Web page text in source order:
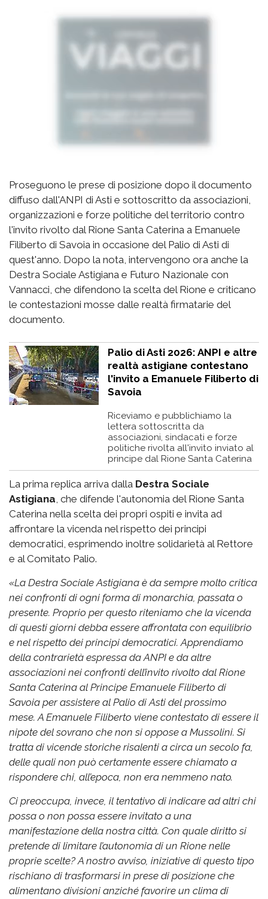
Proseguono le prese di posizione dopo il documento
diffuso dall'ANPI di Asti e sottoscritto da associazioni,
organizzazioni e forze politiche del territorio contro
l'invito rivolto dal Rione Santa Caterina a Emanuele
Filiberto di Savoia in occasione del Palio di Asti di
quest'anno. Dopo la nota, intervengono ora anche la
Destra Sociale Astigiana e Futuro Nazionale con
Vannacci, che difendono la scelta del Rione e criticano
le contestazioni mosse dalle realtà firmatarie del
documento.
Palio di Asti 2026: ANPI e altre
realtà astigiane contestano
l'invito a Emanuele Filiberto di
Savoia
Riceviamo e pubblichiamo la
lettera sottoscritta da
associazioni, sindacati e forze
politiche rivolta all'invito inviato al
principe dal Rione Santa Caterina
La prima replica arriva dalla Destra Sociale
Astigiana , che difende l'autonomia del Rione Santa
Caterina nella scelta dei propri ospiti e invita ad
affrontare la vicenda nel rispetto dei principi
democratici, esprimendo inoltre solidarietà al Rettore
e al Comitato Palio.
«La Destra Sociale Astigiana è da sempre molto critica
nei confronti di ogni forma di monarchia, passata o
presente. Proprio per questo riteniamo che la vicenda
di questi giorni debba essere affrontata con equilibrio
e nel rispetto dei principi democratici. Apprendiamo
della contrarietà espressa da ANPI e da altre
associazioni nei confronti dell’invito rivolto dal Rione
Santa Caterina al Principe Emanuele Filiberto di
Savoia per assistere al Palio di Asti del prossimo
mese. A Emanuele Filiberto viene contestato di essere il
nipote del sovrano che non si oppose a Mussolini. Si
tratta di vicende storiche risalenti a circa un secolo fa,
delle quali non può certamente essere chiamato a
rispondere chi, all’epoca, non era nemmeno nato.
Ci preoccupa, invece, il tentativo di indicare ad altri chi
possa o non possa essere invitato a una
manifestazione della nostra città. Con quale diritto si
pretende di limitare l’autonomia di un Rione nelle
proprie scelte? A nostro avviso, iniziative di questo tipo
rischiano di trasformarsi in prese di posizione che
alimentano divisioni anziché favorire un clima di